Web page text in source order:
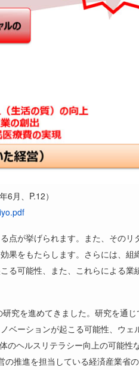
年6 月、 P.12）
点が挙げられます。また、そのリ
果をもたらします。さらには、組
る可能性、また、これらによる業
究を進めてきました。研究を通
ベーションが起こる可能性、ウェ
のヘルスリテラシー向上の可能性
の推進を担当している経済産業省